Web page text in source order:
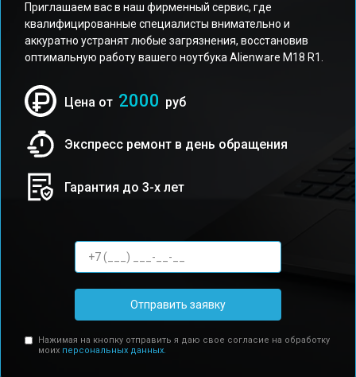
Приглашаем вас в наш фирменный сервис, где
квалифицированные специалисты внимательно и
аккуратно устранят любые загрязнения, восстановив
оптимальную работу вашего ноутбука Alienware M18 R1.
Цена от 2000 руб
Экспресс ремонт в день обращения
Гарантия до 3-х лет
Отправить заявку
Нажимая на кнопку отправить я даю свое согласие на обработку
моих персональных данных.